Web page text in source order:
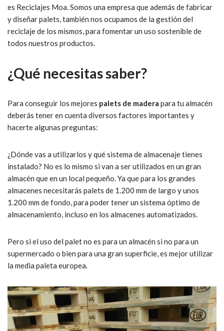
es Reciclajes Moa. Somos una empresa que además de fabricar
y diseñar palets, también nos ocupamos de la gestión del
reciclaje de los mismos, para fomentar un uso sostenible de
todos nuestros productos.
¿Qué necesitas saber?
Para conseguir los mejores palets de madera para tu almacén
deberás tener en cuenta diversos factores importantes y
hacerte algunas preguntas:
¿Dónde vas a utilizarlos y qué sistema de almacenaje tienes
instalado? No es lo mismo si van a ser utilizados en un gran
almacén que en un local pequeño. Ya que para los grandes
almacenes necesitarás palets de 1.200 mm de largo y unos
1.200 mm de fondo, para poder tener un sistema óptimo de
almacenamiento, incluso en los almacenes automatizados.
Pero si el uso del palet no es para un almacén si no para un
supermercado o bien para una gran superficie, es mejor utilizar
la media paleta europea.